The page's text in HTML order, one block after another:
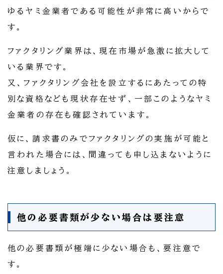
ゆるヤミ金業者である可能性が非常に高いからで
す。
ファクタリング業界は、現在市場が急激に拡大して
いる業界です。
又、ファクタリング会社を設立するにあたっての特
別な資格なども現状存在せず、一部このようなヤミ
金業者の存在も確認されています。
仮に、請求書のみでファクタリングの実施が可能と
言われた場合には、間違っても申し込まないように
注意しましょう。
他の必要書類が少ない場合は要注意
他の必要書類が極端に少ない場合も、要注意で
す。